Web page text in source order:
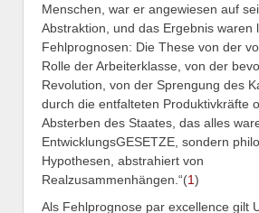
Menschen, war er angewiesen auf
Abstraktion, und das Ergebnis waren
Fehlprognosen: Die These von der
Rolle der Arbeiterklasse, von der
Revolution, von der Sprengung des
durch die entfalteten Produktivkräfte
Absterben des Staates, das alles
EntwicklungsGESETZE, sondern
Hypothesen, abstrahiert von
Realzusammenhängen.“(1)
Als Fehlprognose par excellence gilt